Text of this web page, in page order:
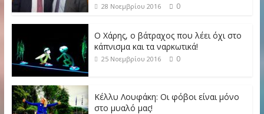
28 Νοεμβρίου 2016 0
O Χάρης, ο βάτραχος που λέει όχι στο
κάπνισμα και τα ναρκωτικά!
25 Νοεμβρίου 2016 0
Κέλλυ Λουφάκη: Οι φόβοι είναι μόνο
στο μυαλό μας!